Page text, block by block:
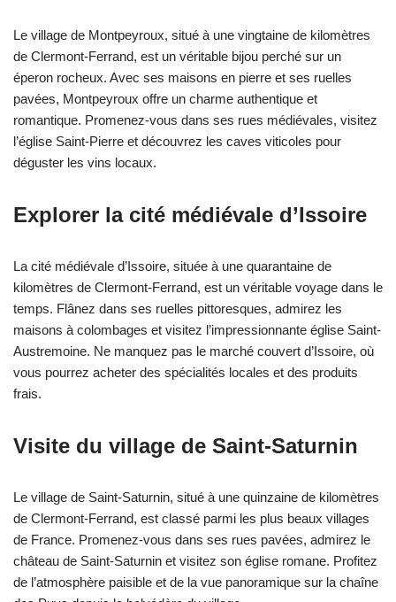
Le village de Montpeyroux, situé à une vingtaine de kilomètres
de Clermont-Ferrand, est un véritable bijou perché sur un
éperon rocheux. Avec ses maisons en pierre et ses ruelles
pavées, Montpeyroux offre un charme authentique et
romantique. Promenez-vous dans ses rues médiévales, visitez
l’église Saint-Pierre et découvrez les caves viticoles pour
déguster les vins locaux.
Explorer la cité médiévale d’Issoire
La cité médiévale d’Issoire, située à une quarantaine de
kilomètres de Clermont-Ferrand, est un véritable voyage dans le
temps. Flânez dans ses ruelles pittoresques, admirez les
maisons à colombages et visitez l’impressionnante église Saint-
Austremoine. Ne manquez pas le marché couvert d’Issoire, où
vous pourrez acheter des spécialités locales et des produits
frais.
Visite du village de Saint-Saturnin
Le village de Saint-Saturnin, situé à une quinzaine de kilomètres
de Clermont-Ferrand, est classé parmi les plus beaux villages
de France. Promenez-vous dans ses rues pavées, admirez le
château de Saint-Saturnin et visitez son église romane. Profitez
de l’atmosphère paisible et de la vue panoramique sur la chaîne